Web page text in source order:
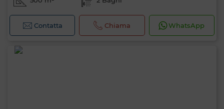
Contatta Chiama WhatsApp